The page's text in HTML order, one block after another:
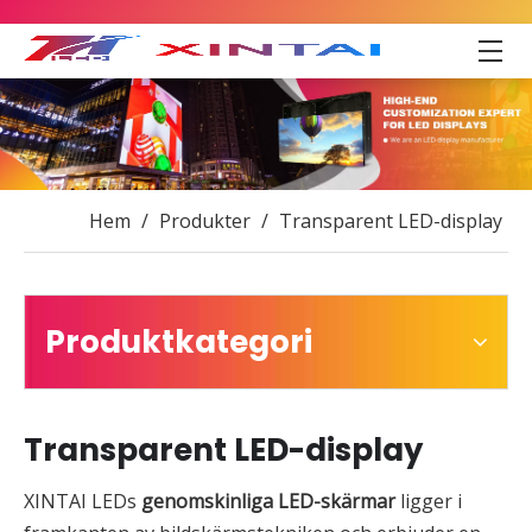
Hem / Produkter / Transparent LED-display
Produktkategori
Transparent LED-display
XINTAI LEDs genomskinliga LED-skärmarligger i